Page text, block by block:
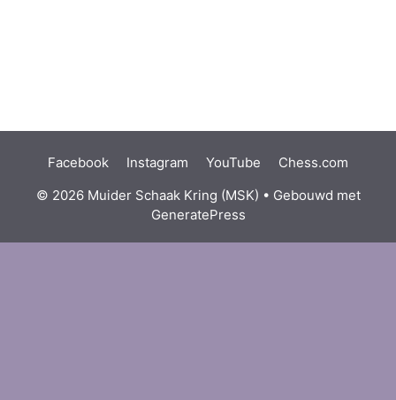
Facebook Instagram YouTube
Chess.com
© 2026 Muider Schaak Kring (MSK) • Gebouwd met
GeneratePress